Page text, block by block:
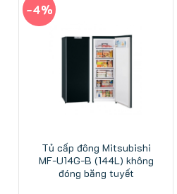
-4%
Tủ cấp đông Mitsubishi
MF-U14G-B (144L) không
đóng băng tuyết